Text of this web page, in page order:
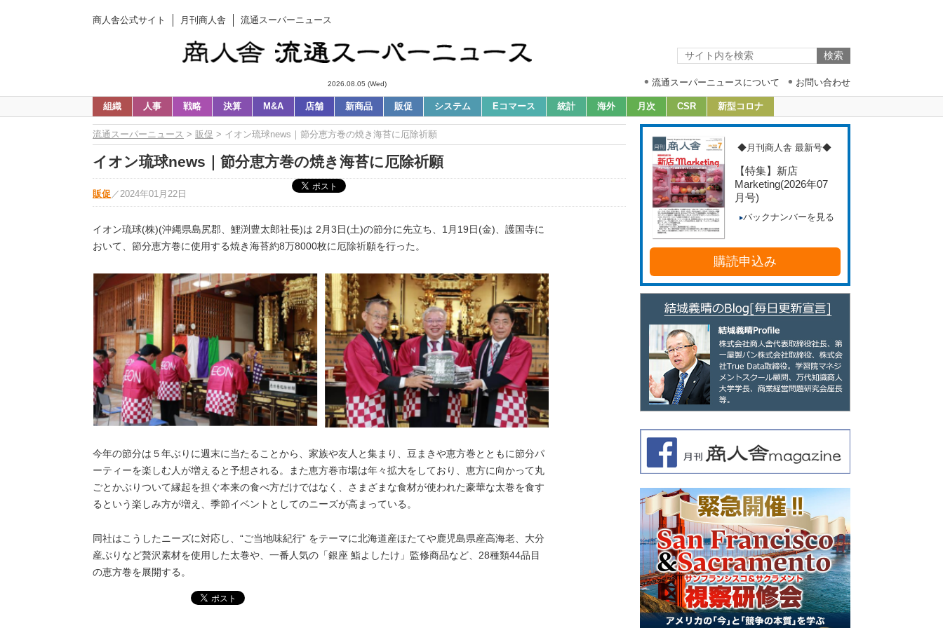
商人舎公式サイト 月刊商人舎 流通スーパーニュース
2026.08.05 (Wed) 流通スーパーニュースについて お問い合わせ
組織 人事 戦略 決算 M&A 店舗 新商品 販促 システム Eコマース 統計 海外 月次 CSR 新型コロナ
流通スーパーニュース > 販促 > イオン琉球news｜節分恵方巻の焼き海苔に厄除祈願
イオン琉球news｜節分恵方巻の焼き海苔に厄除祈願
販促 ／ 2024年01月22日
イオン琉球(株)(沖縄県島尻郡、鯉渕豊太郎社長)は 2月3日(土)の節分に先立ち、1月19日(金)、護国寺に
おいて、節分恵方巻に使用する焼き海苔約8万8000枚に厄除祈願を行った。
今年の節分は５年ぶりに週末に当たることから、家族や友人と集まり、豆まきや恵方巻とともに節分パ
ーティーを楽しむ人が増えると予想される。また恵方巻市場は年々拡大をしており、恵方に向かって丸
ごとかぶりついて縁起を担ぐ本来の食べ方だけではなく、さまざまな食材が使われた豪華な太巻を食す
るという楽しみ方が増え、季節イベントとしてのニーズが高まっている。
同社はこうしたニーズに対応し、“ご当地味紀行” をテーマに北海道産ほたてや鹿児島県産高海老、大分
産ぶりなど贅沢素材を使用した太巻や、一番人気の「銀座 鮨よしたけ」監修商品など、28種類44品目
の恵方巻を展開する。
◆月刊商人舎 最新号◆
【特集】新店
Marketing(2026年07
月号)
バックナンバーを見る
購読申込み